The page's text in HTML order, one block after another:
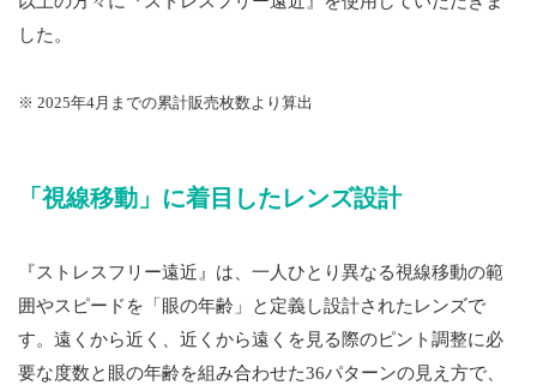
した。
※ 2025年4月までの累計販売枚数より算出
「視線移動」に着目したレンズ設計
『ストレスフリー遠近』は、一人ひとり異なる視線移動の範
囲やスピードを「眼の年齢」と定義し設計されたレンズで
す。遠くから近く、近くから遠くを見る際のピント調整に必
要な度数と眼の年齢を組み合わせた36パターンの見え方で、